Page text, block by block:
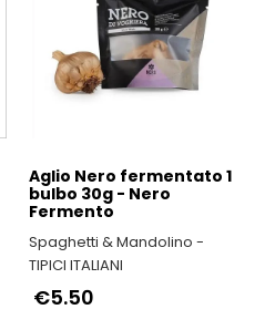
Aglio Nero fermentato 1
bulbo 30g - Nero
Fermento
Spaghetti & Mandolino -
TIPICI ITALIANI
€5.50